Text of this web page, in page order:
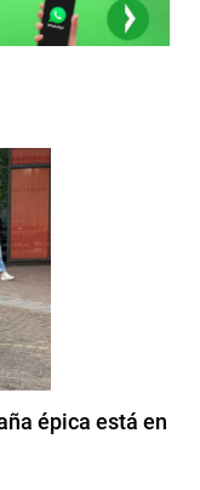
épica está en